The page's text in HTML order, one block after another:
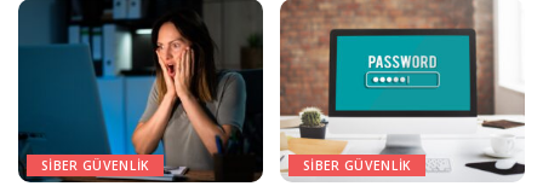
SIBER GÜVENLIK SIBER GÜVENLIK